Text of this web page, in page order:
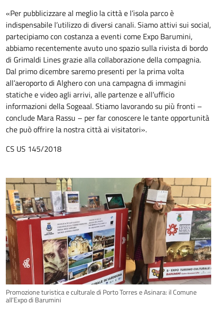
«Per pubblicizzare al meglio la città e l’isola parco è
indispensabile l’utilizzo di diversi canali. Siamo attivi sui social,
partecipiamo con costanza a eventi come Expo Barumini,
abbiamo recentemente avuto uno spazio sulla rivista di bordo
di Grimaldi Lines grazie alla collaborazione della compagnia.
Dal primo dicembre saremo presenti per la prima volta
all’aeroporto di Alghero con una campagna di immagini
statiche e video agli arrivi, alle partenze e all’ufficio
informazioni della Sogeaal. Stiamo lavorando su più fronti –
conclude Mara Rassu – per far conoscere le tante opportunità
che può offrire la nostra città ai visitatori».
CS US 145/2018
Promozione turistica e culturale di Porto Torres e Asinara: il Comune
all’Expo di Barumini